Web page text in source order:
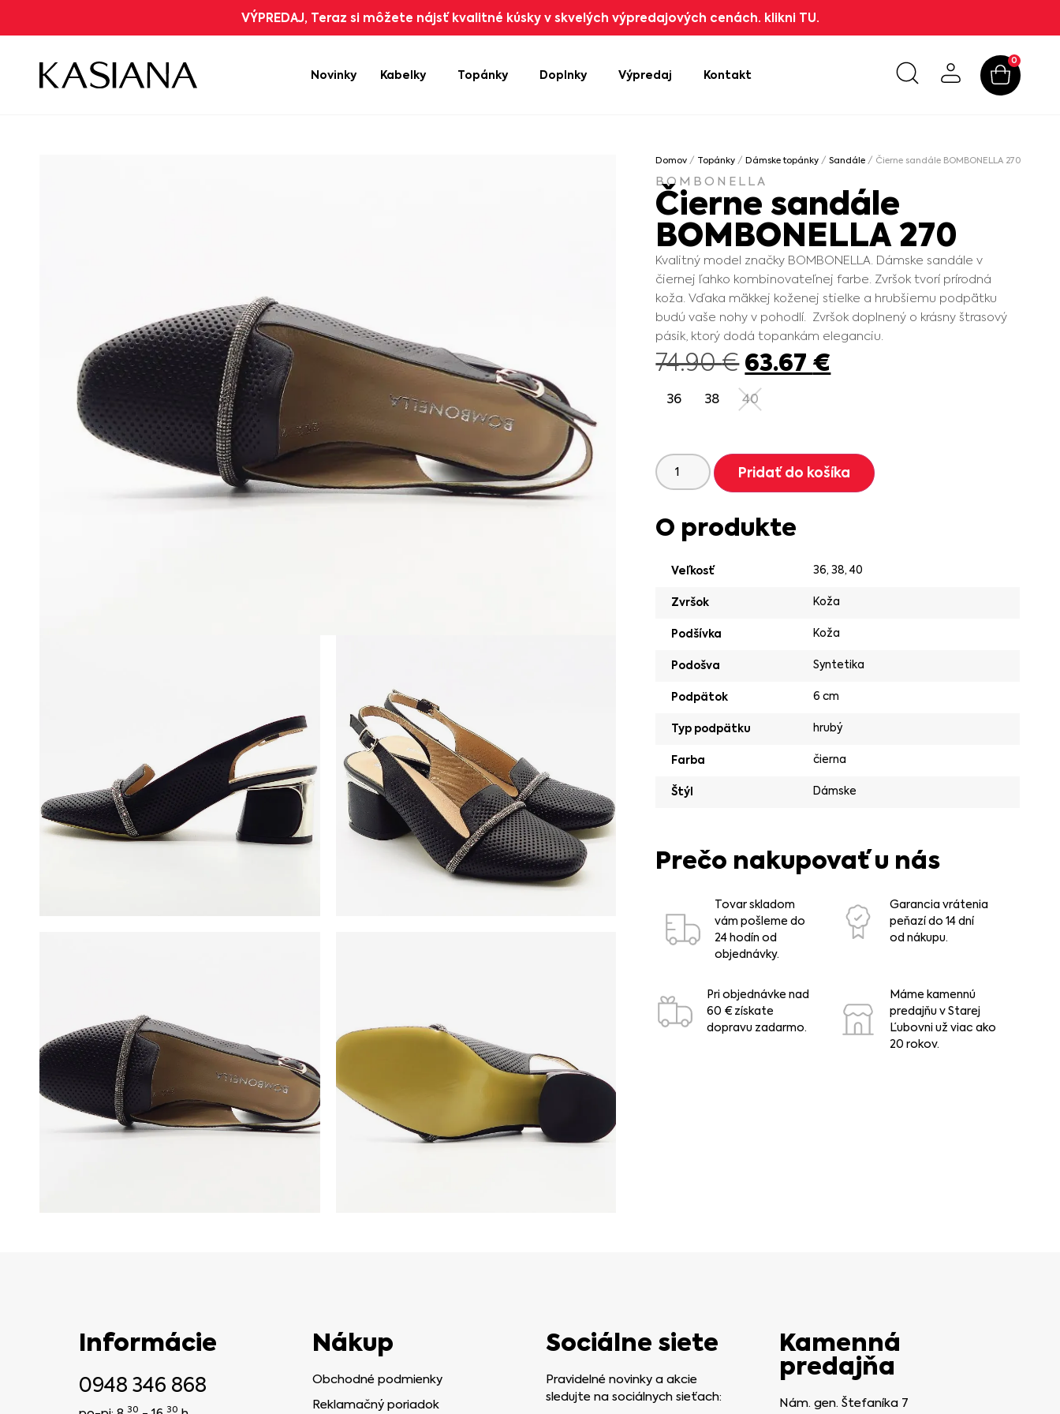
VÝPREDAJ, Teraz si môžete nájsť kvalitné kúsky v skvelých výpredajových cenách. klikni TU.
Novinky Kabelky Topánky Doplnky Výpredaj Kontakt
0
Domov / Topánky /Dámske topánky /Sandále / Čierne sandále BOMBONELLA 270
BOMBONELLA
Čierne sandále
BOMBONELLA 270
Kvalitný model značky BOMBONELLA. Dámske sandále v
čiernej ľahko kombinovateľnej farbe. Zvršok tvorí prírodná
koža. Vďaka mäkkej koženej stielke a hrubšiemu podpätku
budú vaše nohy v pohodlí. Zvršok doplnený o krásny štrasový
pásik, ktorý dodá topankám eleganciu.
74.90€63.67 €
36 38 40
Pridať do košíka
O produkte
Veľkosť 36,38,40
Zvršok Koža
Podšívka Koža
Podošva Syntetika
Podpätok 6 cm
Typ podpätku hrubý
Farba čierna
Štýl Dámske
Prečo nakupovať u nás
Tovar skladom
vám pošleme do
24 hodín od
objednávky.
Garancia vrátenia
peňazí do 14 dní
od nákupu.
Pri objednávke nad
60 € získate
dopravu zadarmo.
Máme kamennú
predajňu v Starej
Ľubovni už viac ako
20 rokov.
Informácie
0948 346 868
30 30
Nákup
Obchodné podmienky
Reklamačný poriadok
Sociálne siete
Pravidelné novinky a akcie
sledujte na sociálnych sieťach:
Kamenná
predajňa
Nám. gen. Štefaníka 7